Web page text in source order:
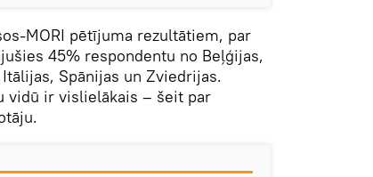
MORI pētījuma rezultātiem, par
45% respondentu no Beļģijas,
Spānijas un Zviedrijas.
vidū ir vislielākais – šeit par